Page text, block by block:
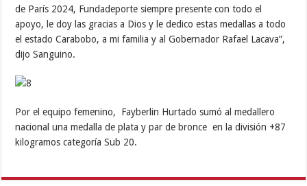
de París 2024, Fundadeporte siempre presente con todo el
apoyo, le doy las gracias a Dios y le dedico estas medallas a todo
el estado Carabobo, a mi familia y al Gobernador Rafael Lacava”,
dijo Sanguino.
Por el equipo femenino, Fayberlin Hurtado sumó al medallero
nacional una medalla de plata y par de bronce en la división +87
kilogramos categoría Sub 20.